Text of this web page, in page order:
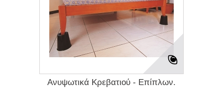
Ανυψωτικά Κρεβατιού - Επίπλων.